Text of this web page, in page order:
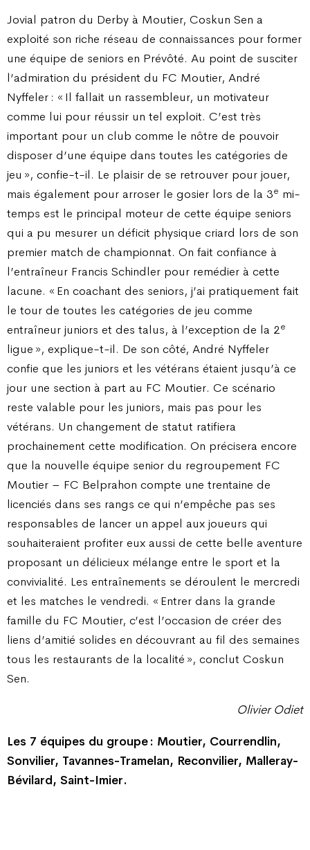
Jovial patron du Derby à Moutier, Coskun Sen a
exploité son riche réseau de connaissances pour former
une équipe de seniors en Prévôté. Au point de susciter
l’admiration du président du FC Moutier, André
Nyffeler : « Il fallait un rassembleur, un motivateur
comme lui pour réussir un tel exploit. C’est très
important pour un club comme le nôtre de pouvoir
disposer d’une équipe dans toutes les catégories de
jeu », confie-t-il. Le plaisir de se retrouver pour jouer,
mais également pour arroser le gosier lors de la 3e mi-
temps est le principal moteur de cette équipe seniors
qui a pu mesurer un déficit physique criard lors de son
premier match de championnat. On fait confiance à
l’entraîneur Francis Schindler pour remédier à cette
lacune. « En coachant des seniors, j’ai pratiquement fait
le tour de toutes les catégories de jeu comme
entraîneur juniors et des talus, à l’exception de la 2e
ligue », explique-t-il. De son côté, André Nyffeler
confie que les juniors et les vétérans étaient jusqu’à ce
jour une section à part au FC Moutier. Ce scénario
reste valable pour les juniors, mais pas pour les
vétérans. Un changement de statut ratifiera
prochainement cette modification. On précisera encore
que la nouvelle équipe senior du regroupement FC
Moutier – FC Belprahon compte une trentaine de
licenciés dans ses rangs ce qui n’empêche pas ses
responsables de lancer un appel aux joueurs qui
souhaiteraient profiter eux aussi de cette belle aventure
proposant un délicieux mélange entre le sport et la
convivialité. Les entraînements se déroulent le mercredi
et les matches le vendredi. « Entrer dans la grande
famille du FC Moutier, c’est l’occasion de créer des
liens d’amitié solides en découvrant au fil des semaines
tous les restaurants de la localité », conclut Coskun
Sen.
Olivier Odiet
Les 7 équipes du groupe : Moutier, Courrendlin,
Sonvilier, Tavannes-Tramelan, Reconvilier, Malleray-
Bévilard, Saint-Imier.